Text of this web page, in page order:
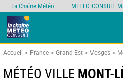
Accueil France Grand Est Vosges
MÉTÉO VILLE MONT-
La Chaîne Météo METEO CONSULT